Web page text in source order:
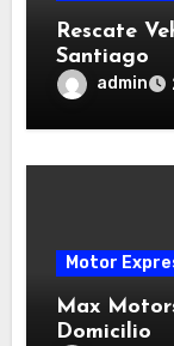
Rescate
Santiago
admin
Motor
Max
Domicilio